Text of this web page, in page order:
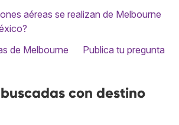
aéreas se realizan de Melbourne
de Melbourne
Publica tu pregunta
con destino